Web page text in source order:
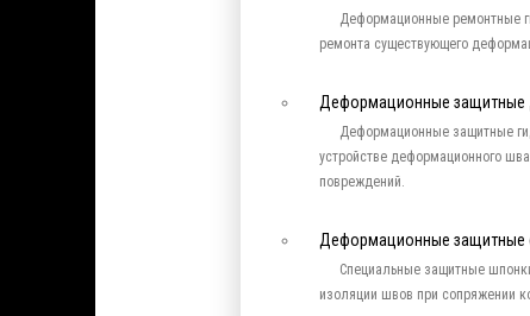
Деформационные ремонтные
ремонта существующего
Деформационные защитные
Деформационные защитные
устройстве деформационного
повреждений.
Деформационные защитные
Специальные защитные
изоляции швов при сопряжении